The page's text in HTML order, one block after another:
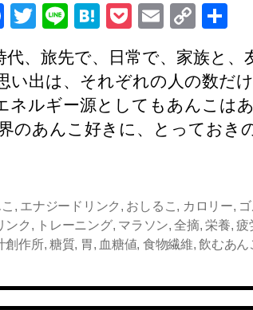
F
c
e
b
o
T
tt
er
Li
e
H
e
n
a
P
ck
et
E
m
ail
C
p
y
Li
n
共
代、旅先で、日常で、家族と、
い出は、それぞれの人の数だ
ネルギー源としてもあんこは
のあんこ好きに、とっておき
, エナジードリンク , おしるこ , カロリー,
ンク , トレーニング, マラソン,全摘,栄養,疲
創作所, 糖質, 胃, 血糖値, 食物繊維,飲むあん